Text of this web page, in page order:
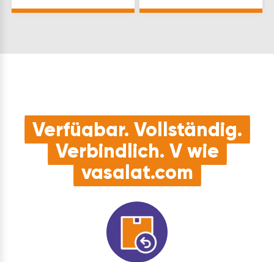
und Markieren
für Maler- und
Verfügbar. Vollständig.
Verbindlich. V wie
vasalat.com